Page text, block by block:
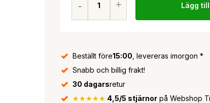
Lägg
Beställt före15:00 , levereras imorgon *
Snabb och billig frakt!
30 dagarsretur
★★★★★ 4,5/5 stjärnorpå Webshop